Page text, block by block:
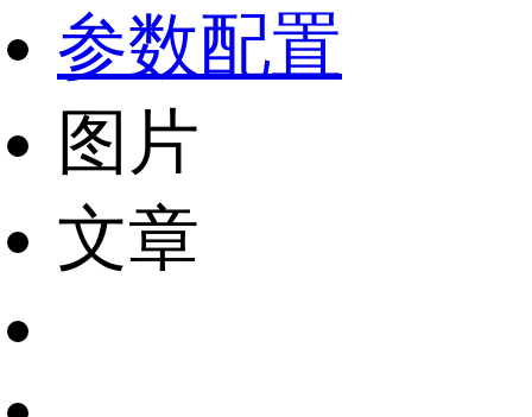
参数配置
图片
文章